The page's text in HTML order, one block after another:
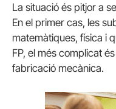
La situació és pitjor a
En el primer cas, les
matemàtiques, física i
FP, el més complicat
fabricació mecànica.